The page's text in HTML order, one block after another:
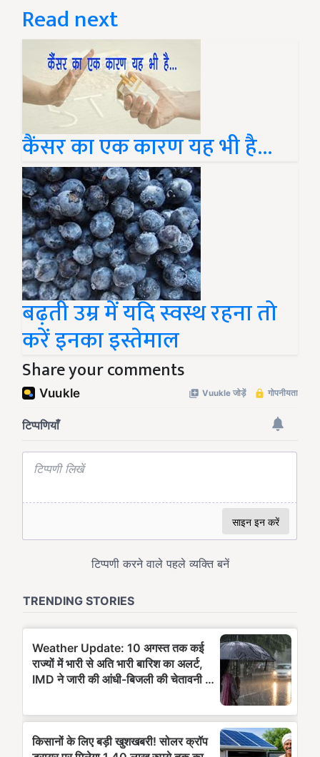
Read next
कैंसर का एक कारण यह भी है...
बढ़ती उम्र में यदि स्वस्थ रहना तो
करें इनका इस्तेमाल
Share your comments